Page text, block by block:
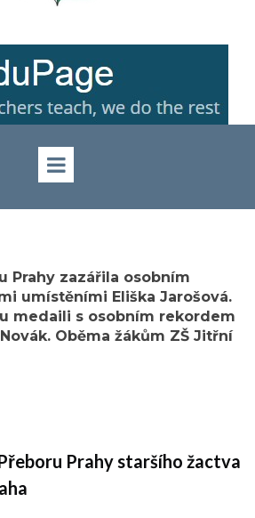
Prahy zazářila osobním
umístěními Eliška Jarošová.
medaili s osobním rekordem
Oběma žákům ZŠ Jitřní
Prahy staršího žactva